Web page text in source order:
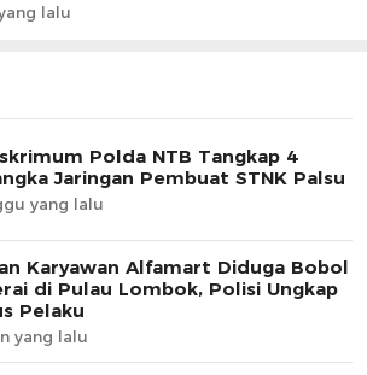
lalu
Polda NTB Tangkap 4
Jaringan Pembuat STNK Palsu
yang lalu
Karyawan Alfamart Diduga Bobol
di Pulau Lombok, Polisi Ungkap
Pelaku
yang lalu